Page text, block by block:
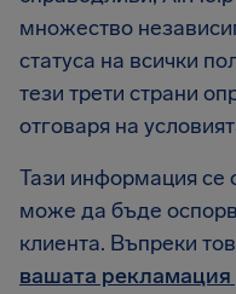
множество
статуса на всички
тези трети страни
отговаря на
Тази информация се
може да бъде
клиента. Въпреки
вашата рекламация